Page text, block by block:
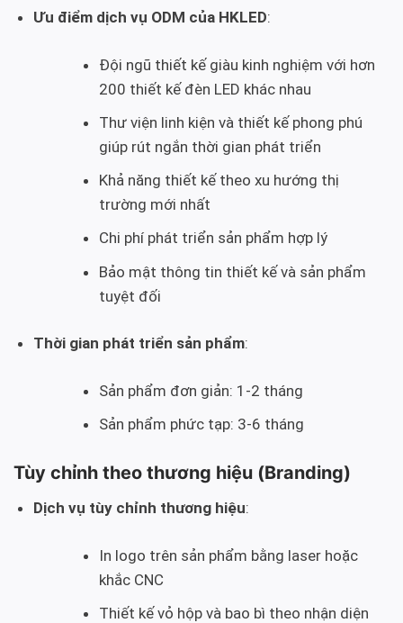
Ưu điểm dịch vụ ODM của HKLED:
Đội ngũ thiết kế giàu kinh nghiệm với hơn
200 thiết kế đèn LED khác nhau
Thư viện linh kiện và thiết kế phong phú
giúp rút ngắn thời gian phát triển
Khả năng thiết kế theo xu hướng thị
trường mới nhất
Chi phí phát triển sản phẩm hợp lý
Bảo mật thông tin thiết kế và sản phẩm
tuyệt đối
Thời gian phát triển sản phẩm:
Sản phẩm đơn giản: 1-2 tháng
Sản phẩm phức tạp: 3-6 tháng
Tùy chỉnh theo thương hiệu (Branding)
Dịch vụ tùy chỉnh thương hiệu:
In logo trên sản phẩm bằng laser hoặc
khắc CNC
Thiết kế vỏ hộp và bao bì theo nhận diện